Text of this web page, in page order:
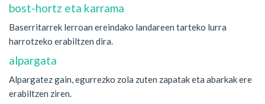
bost-hortz eta karrama
Baserritarrek lerroan ereindako landareen tarteko lurra
harrotzeko erabiltzen dira.
alpargata
Alpargatez gain, egurrezko zola zuten zapatak eta abarkak ere
erabiltzen ziren.